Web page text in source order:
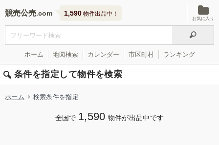
競売公売 1,590 物件出品中！
お気に入り
ホーム 地図検索 カレンダー 市区町村 ランキング
条件を指定して物件を検索
ホーム 検索条件を指定
全国で 1,590 物件が出品中です